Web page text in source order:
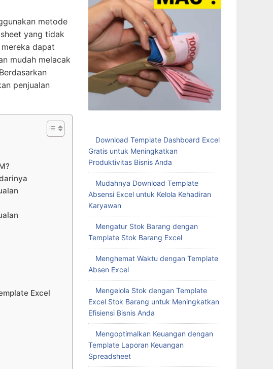
metode
yang tidak
dapat
mudah melacak
penjualan
Excel
Download Template Dashboard Excel
Gratis untuk Meningkatkan
Produktivitas Bisnis Anda
Mudahnya Download Template
Absensi Excel untuk Kelola Kehadiran
Karyawan
Mengatur Stok Barang dengan
Template Stok Barang Excel
Menghemat Waktu dengan Template
Absen Excel
Mengelola Stok dengan Template
Excel Stok Barang untuk Meningkatkan
Efisiensi Bisnis Anda
Mengoptimalkan Keuangan dengan
Template Laporan Keuangan
Spreadsheet